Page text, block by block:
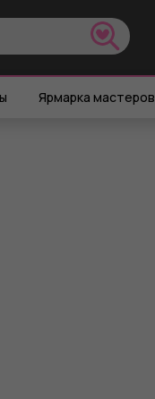
Ярмарка мастеров